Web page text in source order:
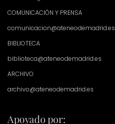
COMUNICACIÓN Y PRENSA
comunicacion@ateneodemadrid.es
BIBLIOTECA
biblioteca@ateneodemadrid.es
ARCHIVO
archivo@ateneodemadrid.es
Apoyado por: